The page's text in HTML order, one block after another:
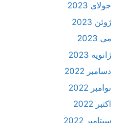
جولای 2023
ژوئن 2023
می 2023
ژانویه 2023
دسامبر 2022
نوامبر 2022
اکتبر 2022
سپتامبر 2022